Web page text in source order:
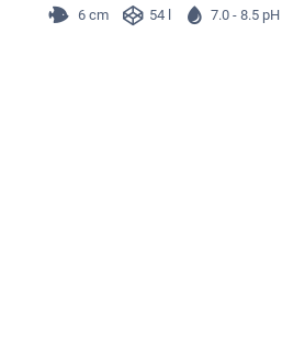
6 cm 54 l 7.0 - 8.5 pH